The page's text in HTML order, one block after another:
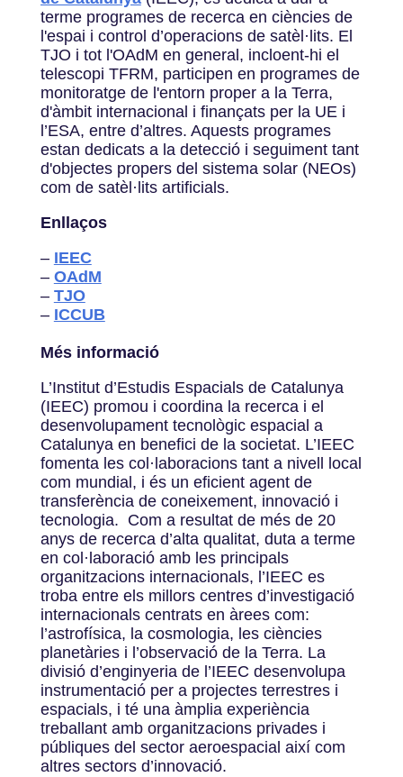
terme programes de recerca en ciències de
l'espai i control d’operacions de satèl·lits. El
TJO i tot l'OAdM en general, incloent-hi el
telescopi TFRM, participen en programes de
monitoratge de l'entorn proper a la Terra,
d'àmbit internacional i finançats per la UE i
l’ESA, entre d’altres. Aquests programes
estan dedicats a la detecció i seguiment tant
d'objectes propers del sistema solar (NEOs)
com de satèl·lits artificials.
Enllaços
– IEEC
– OAdM
– TJO
– ICCUB
Més informació
L’Institut d’Estudis Espacials de Catalunya
(IEEC) promou i coordina la recerca i el
desenvolupament tecnològic espacial a
Catalunya en benefici de la societat. L’IEEC
fomenta les col·laboracions tant a nivell local
com mundial, i és un eficient agent de
transferència de coneixement, innovació i
tecnologia. Com a resultat de més de 20
anys de recerca d’alta qualitat, duta a terme
en col·laboració amb les principals
organitzacions internacionals, l’IEEC es
troba entre els millors centres d’investigació
internacionals centrats en àrees com:
l’astrofísica, la cosmologia, les ciències
planetàries i l’observació de la Terra. La
divisió d’enginyeria de l’IEEC desenvolupa
instrumentació per a projectes terrestres i
espacials, i té una àmplia experiència
treballant amb organitzacions privades i
públiques del sector aeroespacial així com
altres sectors d’innovació.